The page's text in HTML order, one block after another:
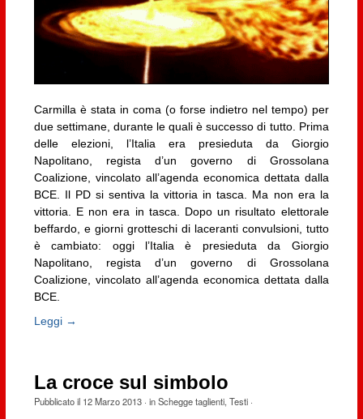
Carmilla è stata in coma (o forse indietro nel tempo) per
due settimane, durante le quali è successo di tutto. Prima
delle elezioni, l’Italia era presieduta da Giorgio
Napolitano, regista d’un governo di Grossolana
Coalizione, vincolato all’agenda economica dettata dalla
BCE. Il PD si sentiva la vittoria in tasca. Ma non era la
vittoria. E non era in tasca. Dopo un risultato elettorale
beffardo, e giorni grotteschi di laceranti convulsioni, tutto
è cambiato: oggi l’Italia è presieduta da Giorgio
Napolitano, regista d’un governo di Grossolana
Coalizione, vincolato all’agenda economica dettata dalla
BCE.
Leggi →
La croce sul simbolo
Pubblicato il 12 Marzo 2013· inSchegge taglienti,Testi·